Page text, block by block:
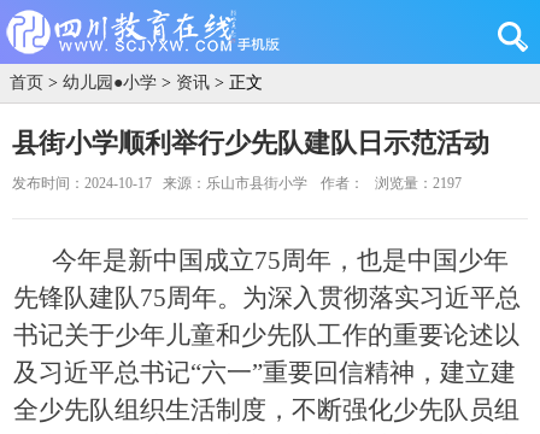
首页 > 幼儿园●小学 > 资讯 > 正文
县街小学顺利举行少先队建队日示范活动
发布时间：2024-10-17 来源：乐山市县街小学 作者： 浏览量：2197
今年是新中国成立75周年，也是中国少年
先锋队建队75周年。 为深入贯彻落实习近平总
书记关于少年儿童和少先队工作的重要论述以
及习近平总书记“六一”重要回信精神，建立建
全少先队组织生活制度，不断强化少先队员组